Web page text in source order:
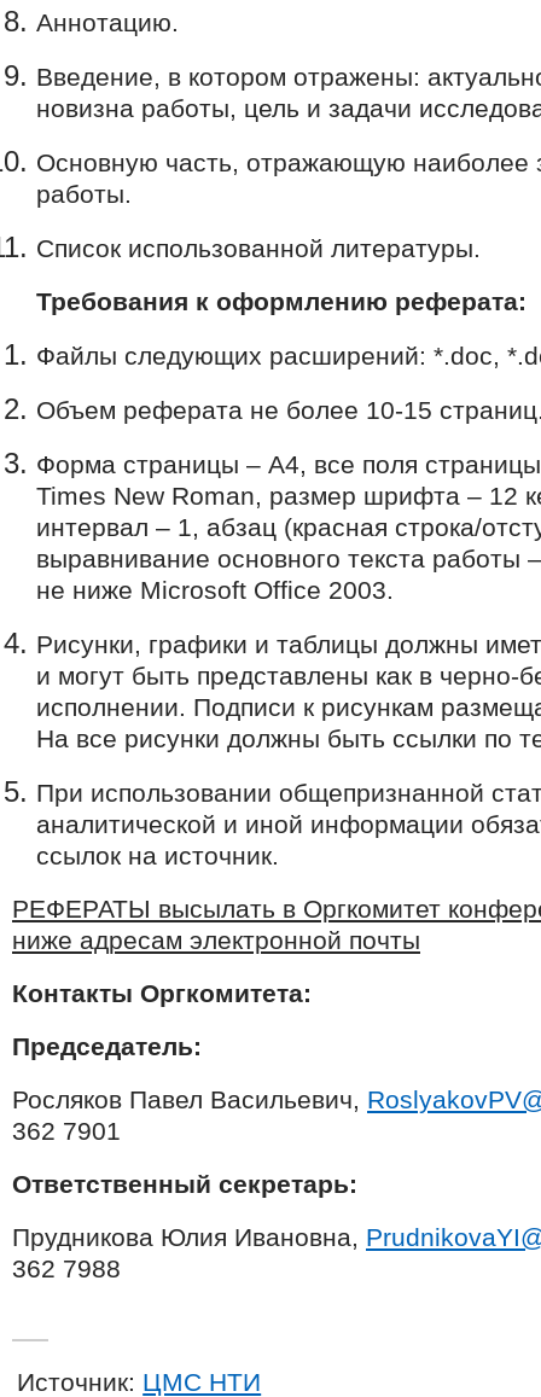
Аннотацию.
Введение, в котором отражены:
новизна работы, цель и задачи
Основную часть, отражающую наиболее
работы.
Список использованной литературы.
Требования к оформлению реферата:
Файлы следующих расширений: *.doc,
Объем реферата не более 10-15
Форма страницы – А4, все поля
Times New Roman, размер шрифта – 12
интервал – 1, абзац (красная строка/
выравнивание основного текста работы
не ниже Microsoft Office 2003.
Рисунки, графики и таблицы должны
и могут быть представлены как в черно-
исполнении. Подписи к рисункам
На все рисунки должны быть ссылки по
При использовании общепризнанной
аналитической и иной информации
ссылок на источник.
РЕФЕРАТЫ высылать в Оргкомитет
ниже адресам электронной почты
Контакты Оргкомитета:
Председатель:
Росляков Павел Васильевич,
362 7901
Ответственный секретарь:
Прудникова Юлия Ивановна,
362 7988
Источник: ЦМС НТИ